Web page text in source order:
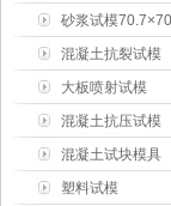
砂浆试模
混凝土抗裂试模
425×305×100mm
大板喷射试模
450×350×120mm
混凝土抗压试模
150×150×150mm
混凝土试块模具
塑料试模